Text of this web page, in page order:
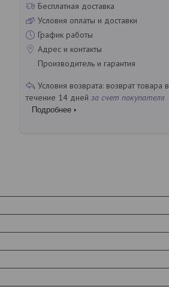
Бесплатная доставка
Условия оплаты и доставки
График работы
Адрес и контакты
Производитель и гарантия
возврат товара в
течение 14 дней за счет покупателя
Подробнее